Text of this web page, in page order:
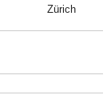
Zürich